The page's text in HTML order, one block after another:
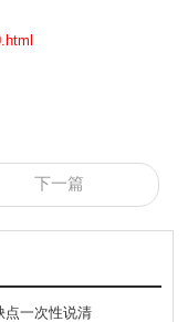
下一篇
点一次性说清